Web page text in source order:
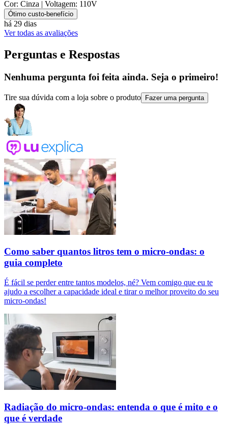
Cor: Cinza | Voltagem: 110V
Ótimo custo-benefício
há 29 dias
Ver todas as avaliações
Perguntas e Respostas
Nenhuma pergunta foi feita ainda. Seja o primeiro!
Tire sua dúvida com a loja sobre o produto Fazer uma pergunta
Como saber quantos litros tem o micro-ondas: o
guia completo
É fácil se perder entre tantos modelos, né? Vem comigo que eu te
ajudo a escolher a capacidade ideal e tirar o melhor proveito do seu
micro-ondas!
Radiação do micro-ondas: entenda o que é mito e o
que é verdade